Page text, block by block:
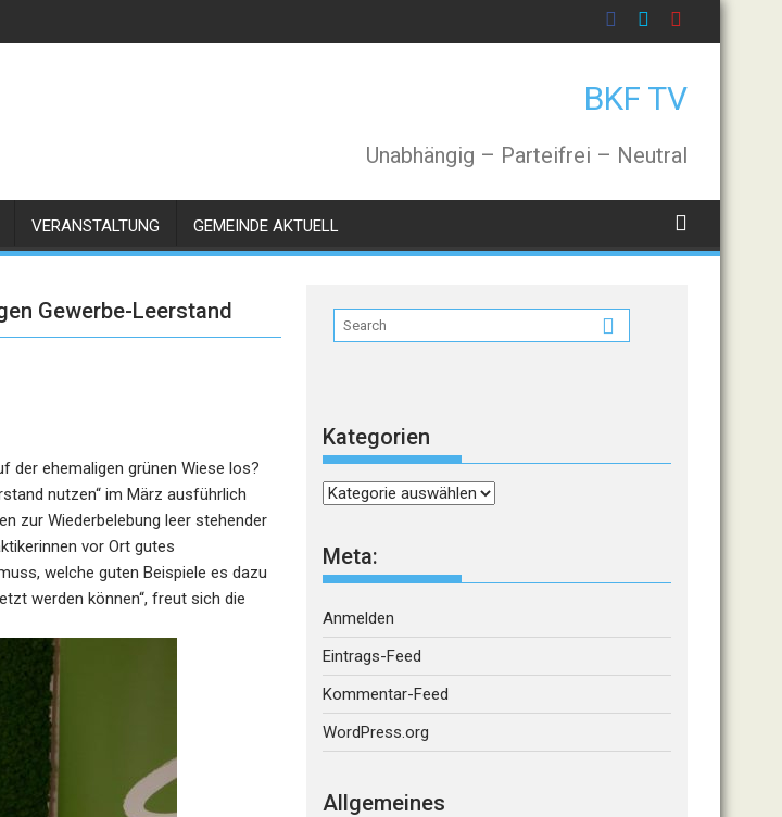
BKF TV
Unabhängig – Parteifrei – Neutral
VERANSTALTUNG GEMEINDE AKTUELL
Gewerbe-Leerstand
der ehemaligen grünen Wiese los?
nutzen“ im März ausführlich
zur Wiederbelebung leer stehender
vor Ort gutes
welche guten Beispiele es dazu
werden können“, freut sich die
Kategorien
Kategorien
Meta:
Anmelden
Eintrags-Feed
Kommentar-Feed
WordPress.org
Allgemeines